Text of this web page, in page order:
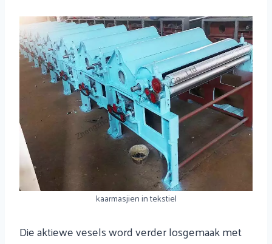
kaarmasjien in tekstiel
Die aktiewe vesels word verder losgemaak met